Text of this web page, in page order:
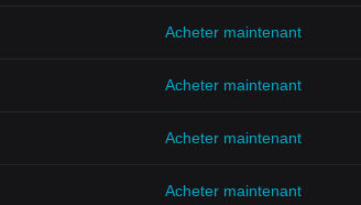
Acheter maintenant
Acheter maintenant
Acheter maintenant
Acheter maintenant